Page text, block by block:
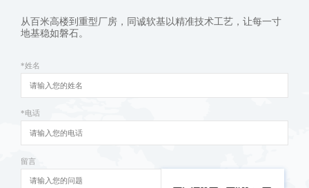
从百米高楼到重型厂房，同诚软基以精准技术工艺，让每一寸
地基稳如磐石。
*姓名
*电话
留言